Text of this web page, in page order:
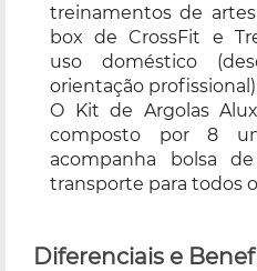
treinamentos de artes
box de CrossFit e
uso doméstico
orientação
O Kit de Argolas
composto por 8
acompanha bolsa
transporte para todos
Diferenciais e